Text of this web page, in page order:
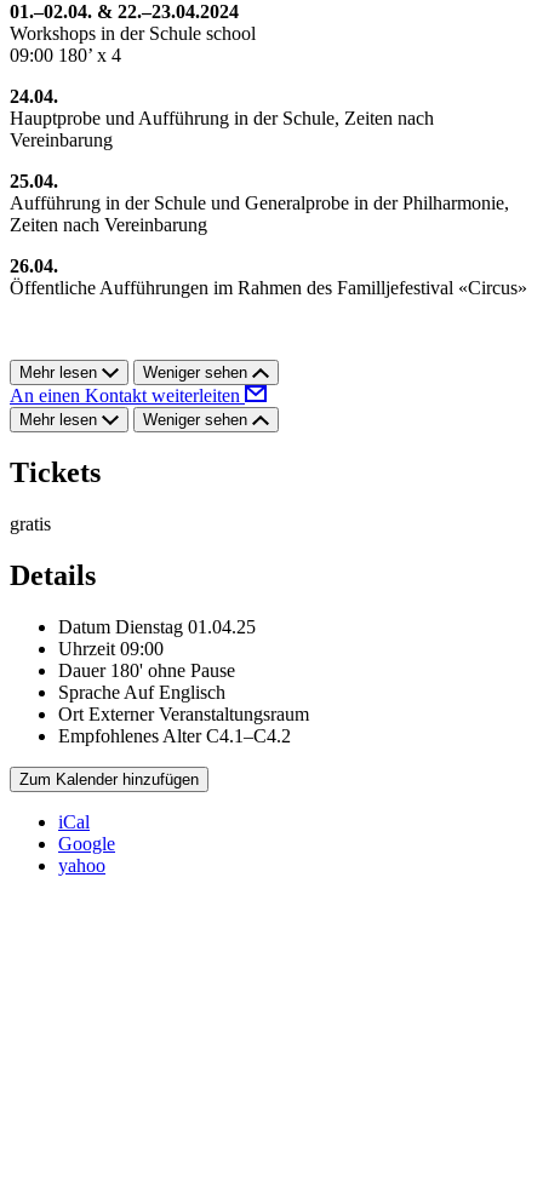
01.–02.04. & 22.–23.04.2024
Workshops in der Schule school
09:00 180’ x 4
24.04.
Hauptprobe und Aufführung in der Schule, Zeiten nach
Vereinbarung
25.04.
Aufführung in der Schule und Generalprobe in der Philharmonie,
Zeiten nach Vereinbarung
26.04.
Öffentliche Aufführungen im Rahmen des Familljefestival «Circus»
Mehr lesen Weniger sehen
An einen Kontakt weiterleiten
Mehr lesen Weniger sehen
Tickets
gratis
Details
Datum Dienstag 01.04.25
Uhrzeit 09:00
Dauer 180' ohne Pause
Sprache Auf Englisch
Ort Externer Veranstaltungsraum
Empfohlenes Alter C4.1–C4.2
Zum Kalender hinzufügen
iCal
Google
yahoo